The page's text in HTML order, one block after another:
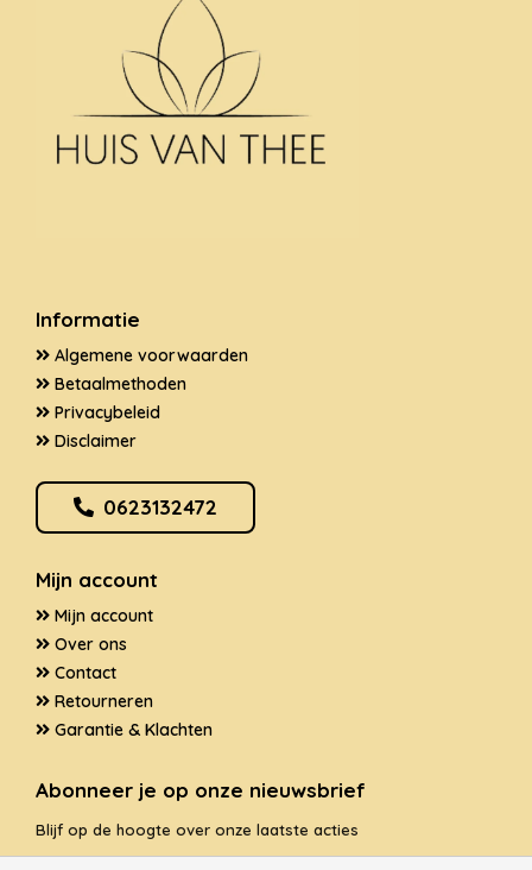
Informatie
Algemene voorwaarden
Betaalmethoden
Privacybeleid
Disclaimer
0623132472
Mijn account
Mijn account
Over ons
Contact
Retourneren
Garantie & Klachten
Abonneer je op onze nieuwsbrief
Blijf op de hoogte over onze laatste acties